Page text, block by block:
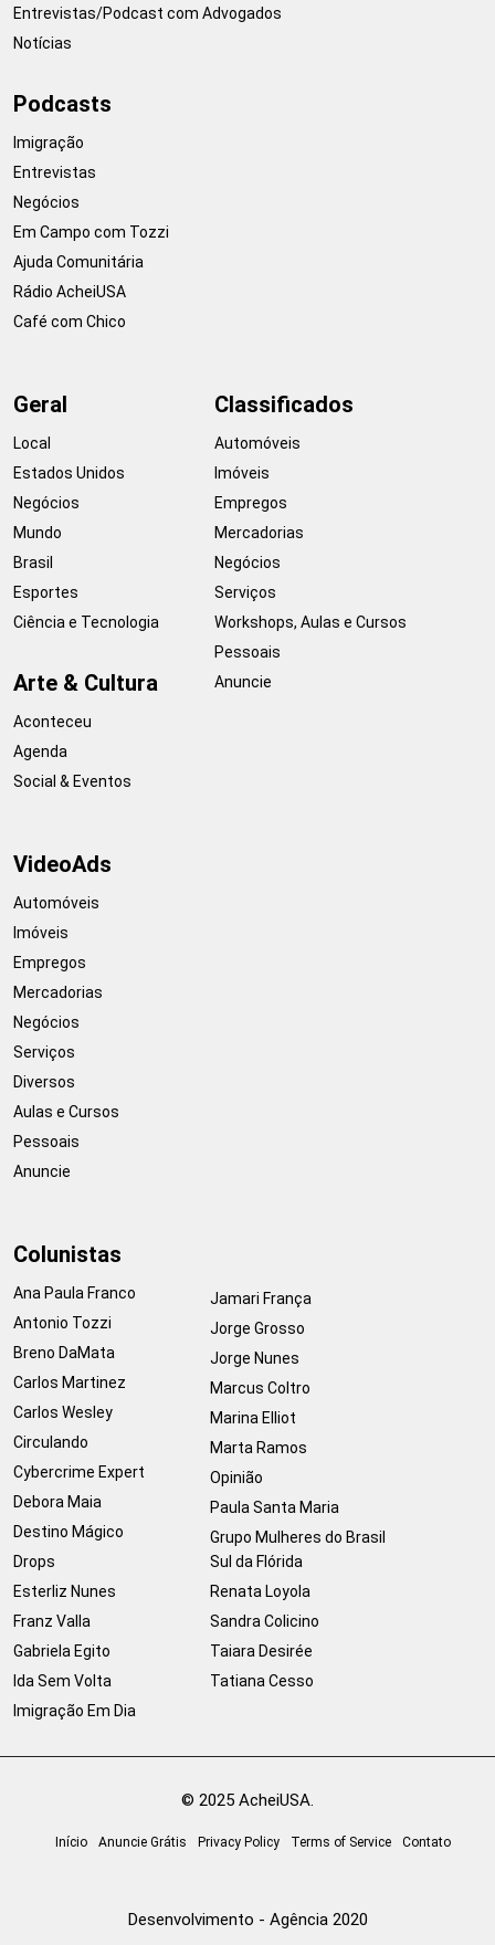
Entrevistas/Podcast com Advogados
Notícias
Podcasts
Imigração
Entrevistas
Negócios
Em Campo com Tozzi
Ajuda Comunitária
Rádio AcheiUSA
Café com Chico
Geral
Local
Estados Unidos
Negócios
Mundo
Brasil
Esportes
Ciência e Tecnologia
Arte & Cultura
Aconteceu
Agenda
Social & Eventos
Classificados
Automóveis
Imóveis
Empregos
Mercadorias
Negócios
Serviços
Workshops, Aulas e Cursos
Pessoais
Anuncie
VideoAds
Automóveis
Imóveis
Empregos
Mercadorias
Negócios
Serviços
Diversos
Aulas e Cursos
Pessoais
Anuncie
Colunistas
Ana Paula Franco
Antonio Tozzi
Breno DaMata
Carlos Martinez
Carlos Wesley
Circulando
Cybercrime Expert
Debora Maia
Destino Mágico
Drops
Esterliz Nunes
Franz Valla
Gabriela Egito
Ida Sem Volta
Imigração Em Dia
Jamari França
Jorge Grosso
Jorge Nunes
Marcus Coltro
Marina Elliot
Marta Ramos
Opinião
Paula Santa Maria
Grupo Mulheres do Brasil
Sul da Flórida
Renata Loyola
Sandra Colicino
Taiara Desirée
Tatiana Cesso
© 2025 AcheiUSA.
Início Anuncie Grátis Privacy Policy Terms of Service Contato
Desenvolvimento - Agência 2020